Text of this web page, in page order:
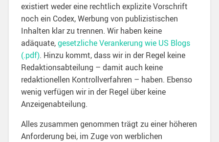
existiert weder eine rechtlich explizite Vorschrift
noch ein Codex, Werbung von publizistischen
Inhalten klar zu trennen. Wir haben keine
adäquate,gesetzliche Verankerung wie US Blogs
(.pdf). Hinzu kommt, dass wir in der Regel keine
Redaktionsabteilung – damit auch keine
redaktionellen Kontrollverfahren – haben. Ebenso
wenig verfügen wir in der Regel über keine
Anzeigenabteilung.
Alles zusammen genommen trägt zu einer höheren
Anforderung bei, im Zuge von werblichen